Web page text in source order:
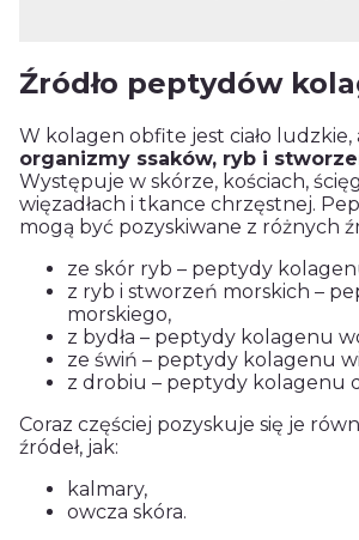
Źródło peptydów
W kolagen obfite jest ciało ludzkie,
organizmy ssaków, ryb i
Występuje w skórze, kościach,
więzadłach i tkance chrzęstnej.
mogą być pozyskiwane z różnych
ze skór ryb – peptydy
z ryb i stworzeń morskich –
morskiego,
z bydła – peptydy kolagenu
ze świń – peptydy kolagenu
z drobiu – peptydy kolagenu
Coraz częściej pozyskuje się je
źródeł, jak:
kalmary,
owcza skóra.